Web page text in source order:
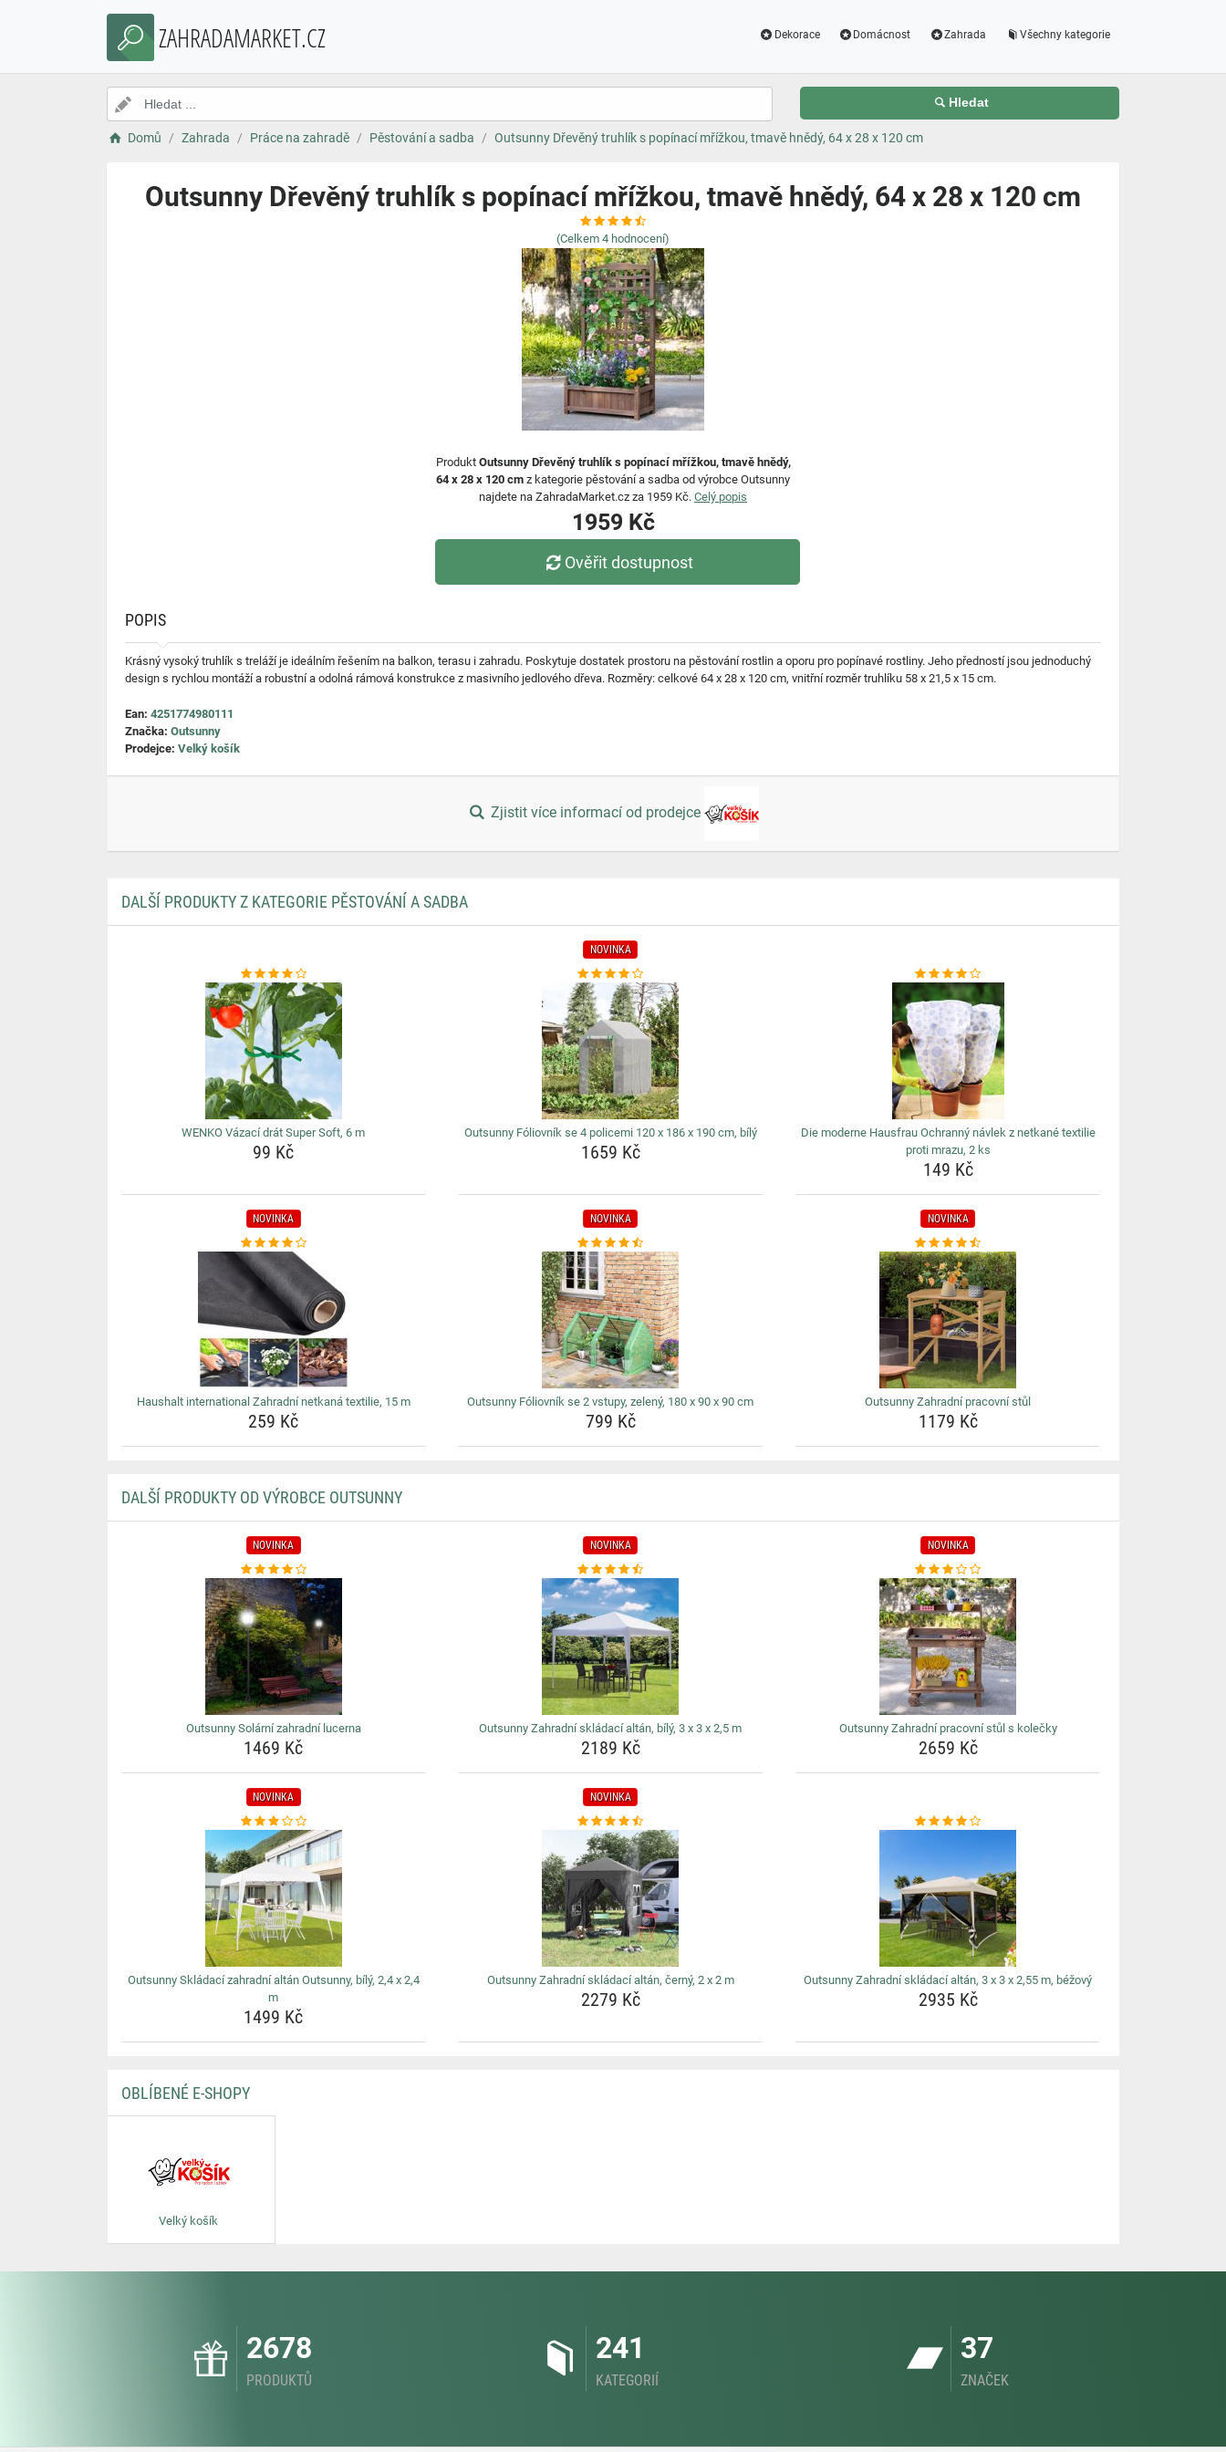
ZAHRADAMARKET.CZ Dekorace Domácnost Zahrada Všechny kategorie
Hledat
Domů Zahrada Práce na zahradě Pěstování a sadba Outsunny Dřevěný truhlík s popínací mřížkou, tmavě hnědý, 64 x 28 x 120 cm
Outsunny Dřevěný truhlík s popínací mřížkou, tmavě hnědý, 64 x 28 x 120 cm
(Celkem 4 hodnocení)
Produkt Outsunny Dřevěný truhlík s popínací mřížkou, tmavě hnědý,
64 x 28 x 120 cm z kategorie pěstování a sadba od výrobce Outsunny
najdete na ZahradaMarket.cz za 1959 Kč. Celý popis
1959 Kč
Ověřit dostupnost
POPIS
Krásný vysoký truhlík s treláží je ideálním řešením na balkon, terasu i zahradu. Poskytuje dostatek prostoru na pěstování rostlin a oporu pro popínavé rostliny. Jeho předností jsou jednoduchý
design s rychlou montáží a robustní a odolná rámová konstrukce z masivního jedlového dřeva. Rozměry: celkové 64 x 28 x 120 cm, vnitřní rozměr truhlíku 58 x 21,5 x 15 cm.
Ean: 4251774980111
Značka: Outsunny
Prodejce: Velký košík
Zjistit více informací od prodejce
DALŠÍ PRODUKTY Z KATEGORIE PĚSTOVÁNÍ A SADBA
WENKO Vázací drát Super Soft, 6 m
99 Kč
NOVINKA
Outsunny Fóliovník se 4 policemi 120 x 186 x 190 cm, bílý
1659 Kč
Die moderne Hausfrau Ochranný návlek z netkané textilie
proti mrazu, 2 ks
149 Kč
NOVINKA
Haushalt international Zahradní netkaná textilie, 15 m
259 Kč
NOVINKA
Outsunny Fóliovník se 2 vstupy, zelený, 180 x 90 x 90 cm
799 Kč
NOVINKA
Outsunny Zahradní pracovní stůl
1179 Kč
DALŠÍ PRODUKTY OD VÝROBCE OUTSUNNY
NOVINKA
Outsunny Solární zahradní lucerna
1469 Kč
NOVINKA
Outsunny Zahradní skládací altán, bílý, 3 x 3 x 2,5 m
2189 Kč
NOVINKA
Outsunny Zahradní pracovní stůl s kolečky
2659 Kč
NOVINKA
Outsunny Skládací zahradní altán Outsunny, bílý, 2,4 x 2,4
m
1499 Kč
NOVINKA
Outsunny Zahradní skládací altán, černý, 2 x 2 m
2279 Kč
Outsunny Zahradní skládací altán, 3 x 3 x 2,55 m, béžový
2935 Kč
OBLÍBENÉ E-SHOPY
Velký košík
2678
PRODUKTŮ
241
KATEGORIÍ
37
ZNAČEK